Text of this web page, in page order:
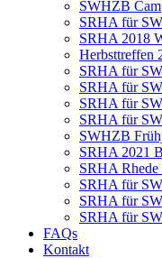
SWHZB
SRHA für
SRHA 2018
Herbsttreffen
SRHA für
SRHA für
SRHA für
SRHA für
SWHZB
SRHA 2021
SRHA Rhede
SRHA für
SRHA für
SRHA für
FAQs
Kontakt